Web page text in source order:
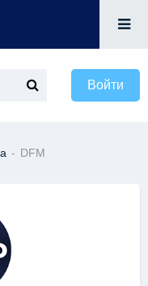
Войти
- DFM